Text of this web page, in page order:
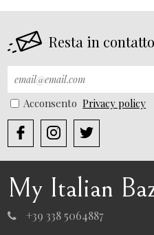
Resta in
Acconsento Privacy policy
My Italian
+39 338 5064887